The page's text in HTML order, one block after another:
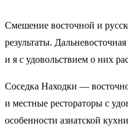
Смешение восточной и
результаты.
и я с удовольствием о них
Соседка Находки —
и местные рестораторы с
особенности азиатской